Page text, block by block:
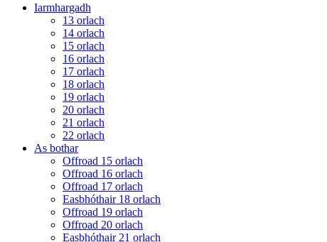
Iarmhargadh
13 orlach
14 orlach
15 orlach
16 orlach
17 orlach
18 orlach
19 orlach
20 orlach
21 orlach
22 orlach
As bothar
Offroad 15 orlach
Offroad 16 orlach
Offroad 17 orlach
Easbhóthair 18 orlach
Offroad 19 orlach
Offroad 20 orlach
Easbhóthair 21 orlach